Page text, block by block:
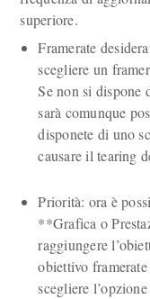
superiore.
Framerate
scegliere un
Se non si dispone
sarà comunque
disponete di uno
causare il tearing
Priorità: ora è
**Grafica o
raggiungere
obiettivo
scegliere